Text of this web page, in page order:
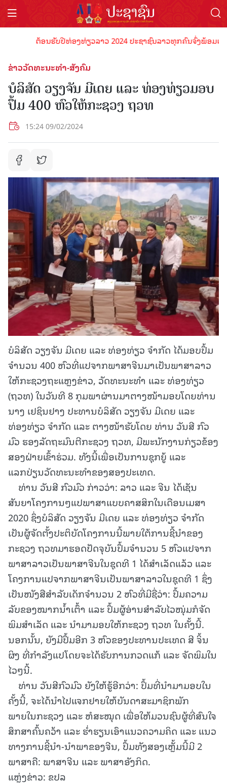
ຕ້ອນຮັບປີທ່ອງທ່ຽວລາວ 2024 ປະຊາຊົນລາວທຸກຄົນຈົ່ງພ້ອມເປັ
ຂ່າວວັດທະນະທຳ-ສັງຄົມ
ບໍລິສັດ ວຽງຈັນ ມີເດຍ ແລະ ທ່ອງທ່ຽວມອບ
ປຶ້ມ 400 ຫົວໃຫ້ກະຊວງ ຖວທ
15:24 09/02/2024
ບໍລິສັດ ວຽງຈັນ ມີເດຍ ແລະ ທ່ອງທ່ຽວ ຈຳກັດ ໄດ້ມອບປຶ້ມ
ຈຳນວນ 400 ຫົວທີ່ແປຈາກພາສາຈີນມາເປັນພາສາລາວ
ໃຫ້ກະຊວງຖະແຫຼງຂ່າວ, ວັດທະນະທຳ ແລະ ທ່ອງທ່ຽວ
(ຖວທ) ໃນວັນທີ 8 ກຸມພາຜ່ານມາຕາງໜ້າມອບໂດຍທ່ານ
ນາງ ເຢຊິນຢາງ ປະທານບໍລິສັດ ວຽງຈັນ ມີເດຍ ແລະ
ທ່ອງທ່ຽວ ຈຳກັດ ແລະ ຕາງໜ້າຮັບໂດຍ ທ່ານ ວັນສີ ກົວ
ມົວ ຮອງລັດຖະມົນຕີກະຊວງ ຖວທ, ມີພະນັກງານກ່ຽວຂ້ອງ
ສອງຝ່າຍເຂົ້າຮ່ວມ. ທັງນີ້ເພື່ອເປັນການຊຸກຍູ້ ແລະ
ແລກປ່ຽນວັດທະນະທຳຂອງສອງປະເທດ.
ທ່ານ ວັນສີ ກົວມົວ ກ່າວວ່າ: ລາວ ແລະ ຈີນ ໄດ້ເຊັນ
ສັນຍາໂຄງການໆແປພາສາແບບຄາສສິກໃນເດືອນເມສາ
2020 ຊຶ່ງບໍລິສັດ ວຽງຈັນ ມີເດຍ ແລະ ທ່ອງທ່ຽວ ຈຳກັດ
ເປັນຜູ້ຈັດຕັ້ງປະຕິບັດໂຄງການນີ້ພາຍໃຕ້ການຊີ້ນຳຂອງ
ກະຊວງ ຖວທມາຮອດປັດຈຸບັນປຶ້ມຈຳນວນ 5 ຫົວແປຈາກ
ພາສາລາວເປັນພາສາຈີນໃນຊຸດທີ 1 ໄດ້ສຳເລັດແລ້ວ ແລະ
ໂຄງການແປຈາກພາສາຈີນເປັນພາສາລາວໃນຊຸດທີ 1 ຊຶ່ງ
ເປັນໜັງສືສໍາລັບເດັກຈຳນວນ 2 ຫົວທີ່ມີຊື່ວ່າ: ປຶ້ມຄວາມ
ລັບຂອງໝາກນໍ້າເຕົ້າ ແລະ ປຶ້ມຜູ້ອ່ານສໍາລັບໄວໜຸ່ມກໍຈັດ
ພິມສຳເລັດ ແລະ ນໍາມາມອບໃຫ້ກະຊວງ ຖວທ ໃນຄັ້ງນີ້.
ນອກນັ້ນ, ຍັງມີປຶ້ມອີກ 3 ຫົວຂອງປະທານປະເທດ ສີ ຈິ້ນ
ຜິງ ທີ່ກຳລັງແປໂດຍຈະໄດ້ຮັບການກວດແກ້ ແລະ ຈັດພິມໃນ
ໄວໆນີ້.
ທ່ານ ວັນສີກົວມົວ ຍັງໃຫ້ຮູ້ອີກວ່າ: ປຶ້ມທີ່ນຳມາມອບໃນ
ຄັ້ງນີ້, ຈະໄດ້ນຳໄປແຈກຢາຍໃຫ້ບັນດາສະມາຊິກພັກ
ພາຍໃນກະຊວງ ແລະ ຫໍສະໝຸດ ເພື່ອໃຫ້ມວນຊົນຜູ້ທີ່ສົນໃຈ
ສຶກສາຄົ້ນຄວ້າ ແລະ ຮ່ຳຮຽນເອົາແນວຄວາມຄິດ ແລະ ແນວ
ທາງການຊີ້ນຳ-ນຳພາຂອງຈີນ, ປຶ້ມທັງສອງເຫຼັ້ມນີ້ມີ 2
ພາສາຄື: ພາສາຈີນ ແລະ ພາສາອັງກິດ.
ແຫຼ່ງຂ່າວ: ຂປລ